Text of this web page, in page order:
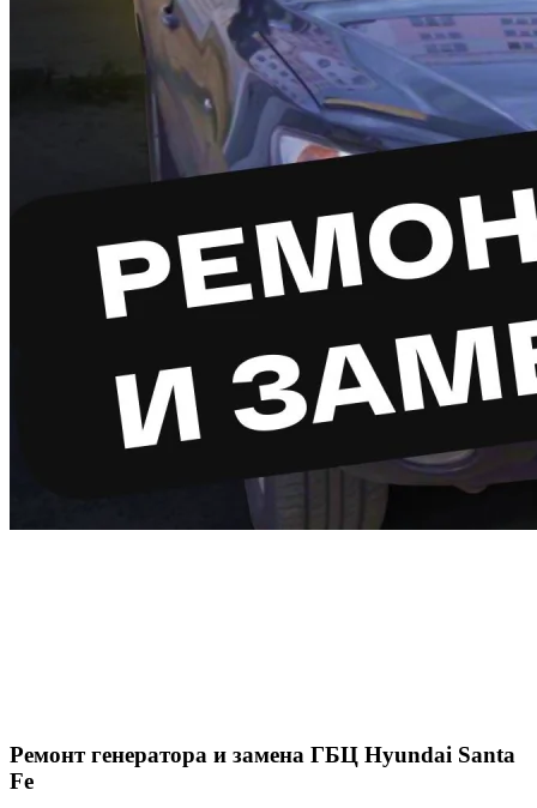
Ремонт генератора и замена ГБЦ Hyundai Santa
Fe